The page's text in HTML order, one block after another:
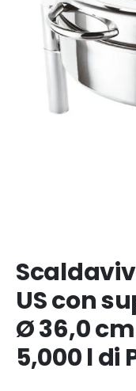
images
gallery
US con
Ø 36,0
5,000 l di